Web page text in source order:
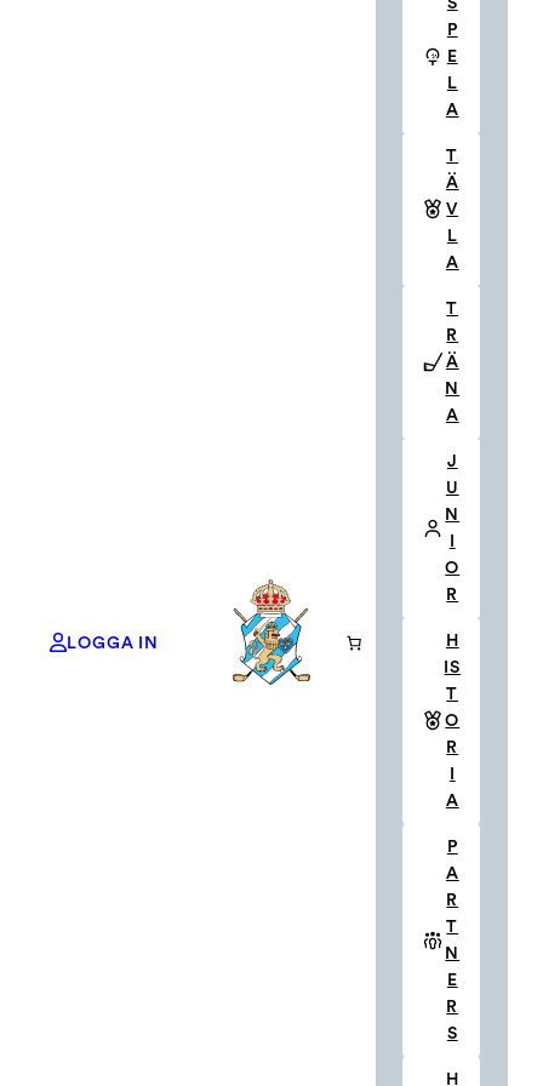
LOGGA IN
S
P
E
L
A
T
Ä
V
L
A
T
R
Ä
N
A
J
U
N
O
R
H
IS
T
O
R
A
P
A
R
T
N
E
R
S
H
FACEBOOK
INSTAGRAM
Golfpress™